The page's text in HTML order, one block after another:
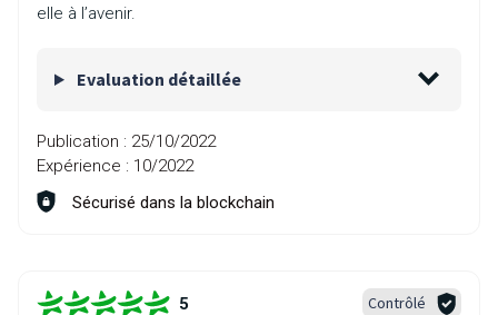
elle à l’avenir.
Evaluation détaillée
Publication : 25/10/2022
Expérience : 10/2022
Sécurisé dans la blockchain
5 Contrôlé